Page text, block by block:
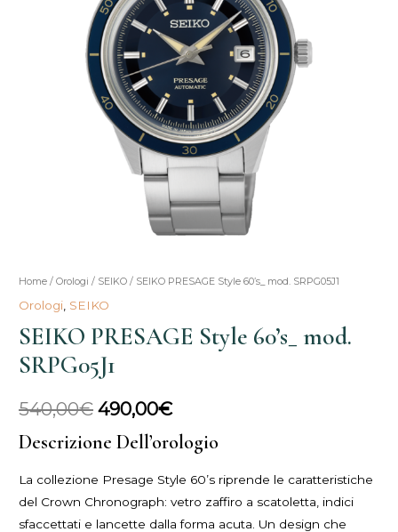
Home /Orologi / SEIKO / SEIKO PRESAGE Style 60’s_ mod. SRPG05J1
Orologi SEIKO
SEIKO PRESAGE Style 60’s_ mod.
SRPG05J1
540,00€
Il
originale
540,00€.
490,00€
Il
prezzo
attuale
Descrizione Dell’orologio
La collezione Presage Style 60’s riprende le caratteristiche
del Crown Chronograph: vetro zaffiro a scatoletta, indici
sfaccettati e lancette dalla forma acuta. Un design che
SEIKO
PRESAGE
Style
60's_
mod.
quantità